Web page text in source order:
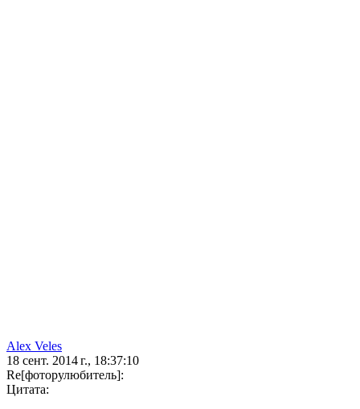
Alex Veles
18 сент. 2014 г., 18:37:10
Re[фоторулюбитель]:
Цитата: